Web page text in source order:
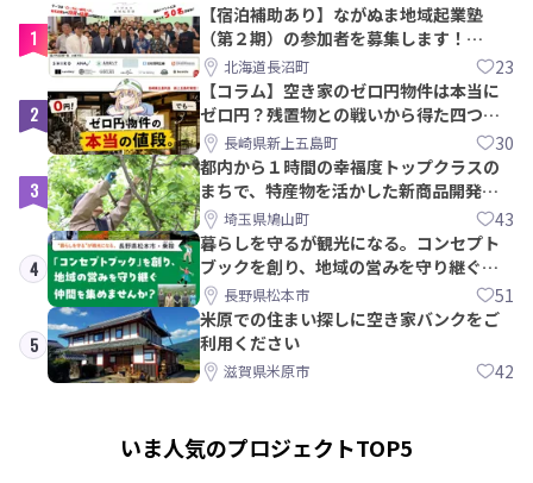
1
【宿泊補助あり】ながぬま地域起業塾
（第２期）の参加者を募集します！
【8/21〆】
北海道長沼町 23
2
【コラム】空き家のゼロ円物件は本当に
ゼロ円？残置物との戦いから得た四つの
教訓｜新上五島町
長崎県新上五島町 30
3
都内から１時間の幸福度トップクラスの
まちで、特産物を活かした新商品開発＆
PRメンバー募集！
埼玉県鳩山町 43
4
暮らしを守るが観光になる。コンセプト
ブックを創り、地域の営みを守り継ぐ仲
間を集めませんか？
長野県松本市 51
5
米原での住まい探しに空き家バンクをご
利用ください
滋賀県米原市 42
いま人気のプロジェクトTOP5